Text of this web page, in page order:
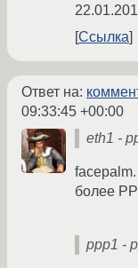
Ссылка
Ответ на:
09:33:45 +00:00
eth1 -
более
ppp1 -